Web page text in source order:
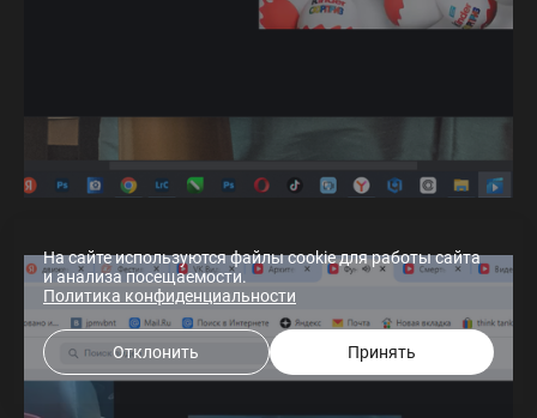
На сайте используются файлы cookie для работы сайта
и анализа посещаемости.
Политика конфиденциальности
Отклонить Принять